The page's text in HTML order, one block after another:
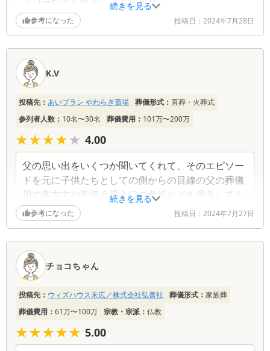
続きを見る
参考になった 投稿日： 2024年7月28日
続きを見る
K.V
投稿先： あいプラン やわらぎ斎場 葬儀形式： 直葬・火葬式
参列者人数： 10名〜30名 葬儀費用： 101万〜200万
★★★★★
★★★★★ 4.00
父の思い出をいくつか聞いてくれて、そのエピソー
ドを元に子供たちとしての側からの目線の父の葬儀
用の案内文や葬儀会場入口の色紙などを用意しても
らえた
参考になった 投稿日： 2024年7月27日
チョコちゃん
投稿先： ウィズハウス末広／株式会社弘善社 葬儀形式： 家族葬
葬儀費用： 61万〜100万 宗教・宗派： 仏教
★★★★★
★★★★★ 5.00